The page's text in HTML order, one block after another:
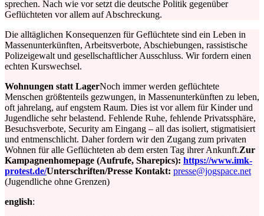
sprechen. Nach wie vor setzt die deutsche Politik gegenüber
Geflüchteten vor allem auf Abschreckung.
Die alltäglichen Konsequenzen für Geflüchtete sind ein Leben in
Massenunterkünften, Arbeitsverbote, Abschiebungen, rassistische
Polizeigewalt und gesellschaftlicher Ausschluss. Wir fordern einen
echten Kurswechsel.
Wohnungen statt LagerNoch immer werden geflüchtete
Menschen größtenteils gezwungen, in Massenunterkünften zu leben,
oft jahrelang, auf engstem Raum. Dies ist vor allem für Kinder und
Jugendliche sehr belastend. Fehlende Ruhe, fehlende Privatssphäre,
Besuchsverbote, Security am Eingang – all das isoliert, stigmatisiert
und entmenschlicht. Daher fordern wir den Zugang zum privaten
Wohnen für alle Geflüchteten ab dem ersten Tag ihrer Ankunft.Zur
Kampagnenhomepage (Aufrufe, Sharepics): https://www.imk-
protest.de/Unterschriften/Presse Kontakt: presse@jogspace.net
(Jugendliche ohne Grenzen)
english: